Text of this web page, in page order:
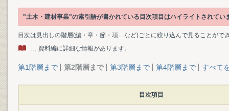
"土木・建材事業"の索引語が書かれている目次項目はハイライトされてい
目次は見出しの階層(編・章・節・項…など)ごとに絞り込んで見ることがで
… 資料編に詳細な情報があります。
第1階層まで 第2階層まで 第3階層まで 第4階層まで すべて
目次項目